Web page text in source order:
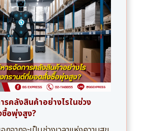
คลังสินค้าอย่างไรในช่วง
อพุ่งสูง?